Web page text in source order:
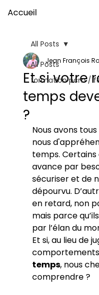
Accueil
All Posts
formation pcm /
All Posts
Et si votre
temps
?
Jean François
Nous avons
nous
temps.
avance par
sécuriser et de
dépourvu.
en retard, non
mais parce
par l’élan du
Et si, au lieu de
temps, nous
comprendre ?